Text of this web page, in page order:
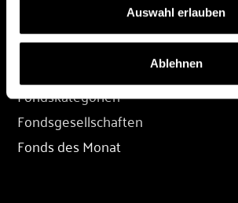
Auswahl erlauben
Ablehnen
FONDS
Fondskategorien
Fondsgesellschaften
Fonds des Monat